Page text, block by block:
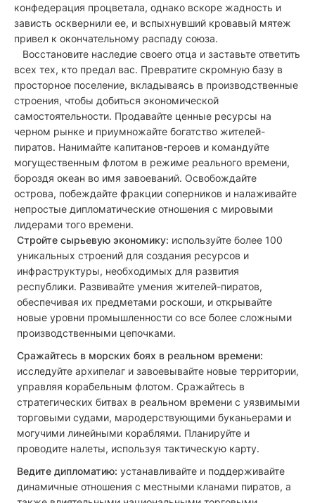
конфедерация процветала, однако вскоре жадность и
зависть осквернили ее, и вспыхнувший кровавый мятеж
привел к окончательному распаду союза.
Восстановите наследие своего отца и заставьте ответить
всех тех, кто предал вас. Превратите скромную базу в
просторное поселение, вкладываясь в производственные
строения, чтобы добиться экономической
самостоятельности. Продавайте ценные ресурсы на
черном рынке и приумножайте богатство жителей-
пиратов. Нанимайте капитанов-героев и командуйте
могущественным флотом в режиме реального времени,
бороздя океан во имя завоеваний. Освобождайте
острова, побеждайте фракции соперников и налаживайте
непростые дипломатические отношения с мировыми
лидерами того времени.
Стройте сырьевую экономику: используйте более 100
уникальных строений для создания ресурсов и
инфраструктуры, необходимых для развития
республики. Развивайте умения жителей-пиратов,
обеспечивая их предметами роскоши, и открывайте
новые уровни промышленности со все более сложными
производственными цепочками.
Сражайтесь в морских боях в реальном времени:
исследуйте архипелаг и завоевывайте новые территории,
управляя корабельным флотом. Сражайтесь в
стратегических битвах в реальном времени с уязвимыми
торговыми судами, мародерствующими буканьерами и
могучими линейными кораблями. Планируйте и
проводите налеты, используя тактическую карту.
Ведите дипломатию: устанавливайте и поддерживайте
динамичные отношения с местными кланами пиратов, а